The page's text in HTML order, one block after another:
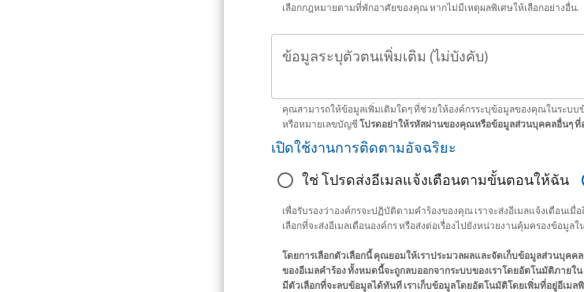
เลือกกฎหมายตามที่พักอาศัยของคุณ หากไม่มีเหตุผลพิเศษให้เลือกอย่างอื่น.
ข้อมูลระบุตัวตนเพิ่มเติม (ไม่บังคับ)
คุณสามารถให้ข้อมูลเพิ่มเติมใดๆ ที่ช่วยให้องค์กรระบุข้อมูลของคุณในระบบ
หรือหมายเลขบัญชีโปรดอย่าให้รหัสผ่านของคุณหรือข้อมูลส่วนบุคคลอื่นๆ ที่
เปิดใช้งานการติดตามอัจฉริยะ
ใช่ โปรดส่งอีเมลแจ้งเตือนตามขั้นตอนให้ฉัน
เพื่อรับรองว่าองค์กรจะปฏิบัติตามคำร้องของคุณ เราจะส่งอีเมลแจ้งเตือนเ
เลือกที่จะส่งอีเมลเตือนองค์กร หรือส่งต่อเรื่องไปยังหน่วยงานคุ้มครองข้อมูลใ
โดยการเลือกตัวเลือกนี้ คุณยอมให้เราประมวลผลและจัดเก็บข้อมูลส่วนบุค
ของอีเมลคำร้อง ทั้งหมดนี้จะถูกลบออกจากระบบของเราโดยอัตโนมัติภายใ
มีตัวเลือกที่จะลบข้อมูลได้ทันที เราเก็บข้อมูลโดยอัตโนมัติโดยเพิ่มที่อยู่อีเมลพิ